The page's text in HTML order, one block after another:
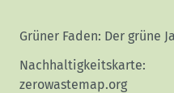
Grüner Faden: Der grüne
Nachhaltigkeitskarte:
zerowastemap.org